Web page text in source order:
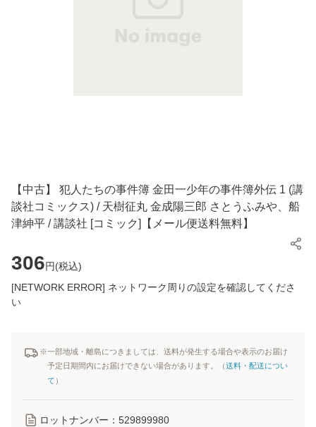
【中古】 犯人たちの事件簿 金田一少年の事件簿外伝 1 (講
談社コミックス) / 天樹征丸 金成陽三郎 さとうふみや、船
津紳平 / 講談社 [コミック]【メール便送料無料】
306円(税込)
[NETWORK ERROR] ネットワーク周りの設定を確認してくださ
い
※一部地域・離島につきましては、送料が発生する場合や表示のお届け
予定日期間内にお届けできない場合があります。（送料・配送につい
て ）
ロットナンバー： 529899980